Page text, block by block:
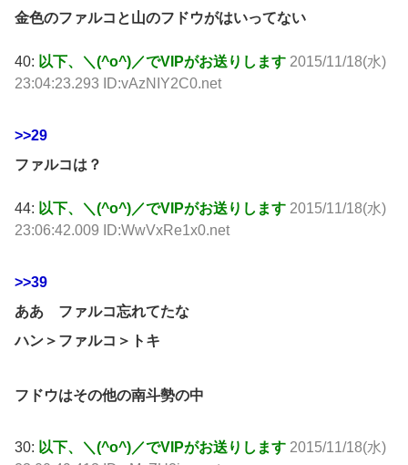
金色のファルコと山のフドウがはいってない
40: 以下、＼(^o^)／でVIPがお送りします 2015/11/18(水)
23:04:23.293 ID:vAzNIY2C0.net
>>29
ファルコは？
44: 以下、＼(^o^)／でVIPがお送りします 2015/11/18(水)
23:06:42.009 ID:WwVxRe1x0.net
>>39
ああ ファルコ忘れてたな
ハン＞ファルコ＞トキ
フドウはその他の南斗勢の中
30: 以下、＼(^o^)／でVIPがお送りします 2015/11/18(水)